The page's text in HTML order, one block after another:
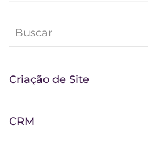
Criação de Site
CRM